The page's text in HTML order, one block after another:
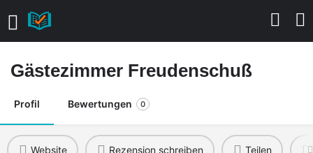
Gästezimmer Freudenschuß
Profil Bewertungen 0
Website Rezension schreiben Teilen